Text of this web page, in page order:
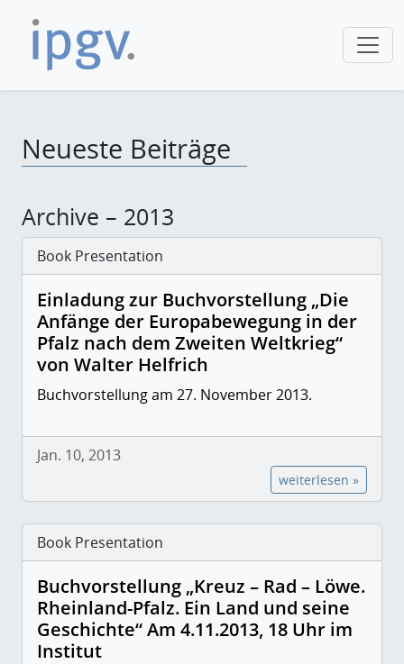
Neueste Beiträge
Archive – 2013
Book Presentation
Einladung zur Buchvorstellung „Die
Anfänge der Europabewegung in der
Pfalz nach dem Zweiten Weltkrieg“
von Walter Helfrich
Buchvorstellung am 27. November 2013.
Jan. 10, 2013
weiterlesen »
Book Presentation
Buchvorstellung „Kreuz – Rad – Löwe.
Rheinland-Pfalz. Ein Land und seine
Geschichte“ Am 4.11.2013, 18 Uhr im
Institut